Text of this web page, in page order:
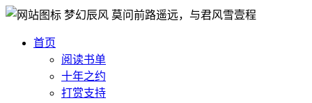
梦幻辰风 莫问前路遥远，与君风雪壹程
首页
阅读书单
十年之约
打赏支持